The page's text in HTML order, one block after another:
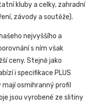
kluby a celky, zahradní
závody a soutěže).
nejvyššího a
s ním však
ceny. Stejně jako
i specifikace PLUS
osmihranný profil
jsou vyrobené ze slitiny